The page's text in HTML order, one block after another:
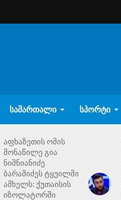
ᲡᲐᲛᲐᲠᲗᲐᲚᲘ ᲡᲞᲝᲠᲢᲘ
აფხაზეთის ომის
მონაწილე გია
ნიშნიანიძე
ბარამიძეს ტყუილში
ამხელს: ქუთაისის
იზოლატორში